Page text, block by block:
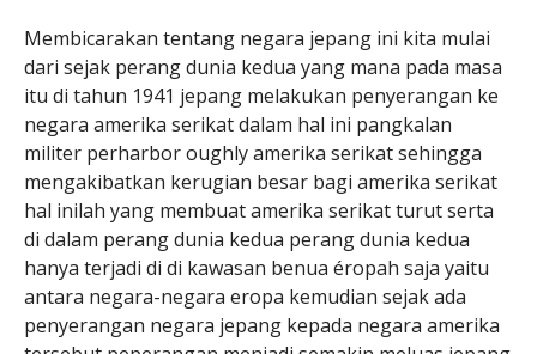
Membicarakan tentang negara jepang ini kita mulai
dari sejak perang dunia kedua yang mana pada masa
itu di tahun 1941 jepang melakukan penyerangan ke
negara amerika serikat dalam hal ini pangkalan
militer perharbor oughly amerika serikat sehingga
mengakibatkan kerugian besar bagi amerika serikat
hal inilah yang membuat amerika serikat turut serta
di dalam perang dunia kedua perang dunia kedua
hanya terjadi di di kawasan benua éropah saja yaitu
antara negara-negara eropa kemudian sejak ada
penyerangan negara jepang kepada negara amerika